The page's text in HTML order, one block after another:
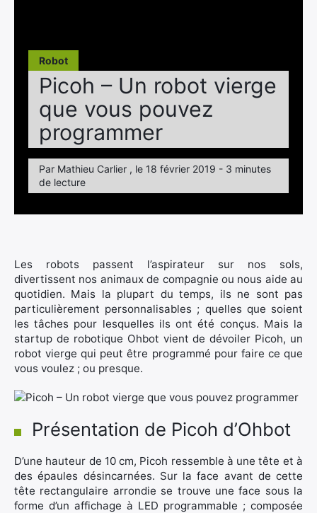
Robot
Picoh – Un robot vierge
que vous pouvez
programmer
Par Mathieu Carlier , le 18 février 2019 - 3 minutes
de lecture
Les robots passent l’aspirateur sur nos sols,
divertissent nos animaux de compagnie ou nous aide au
quotidien. Mais la plupart du temps, ils ne sont pas
particulièrement personnalisables ; quelles que soient
les tâches pour lesquelles ils ont été conçus. Mais la
startup de robotique Ohbot vient de dévoiler Picoh, un
robot vierge qui peut être programmé pour faire ce que
vous voulez ; ou presque.
Présentation de Picoh d’Ohbot
D’une hauteur de 10 cm, Picoh ressemble à une tête et à
des épaules désincarnées. Sur la face avant de cette
tête rectangulaire arrondie se trouve une face sous la
forme d’un affichage à LED programmable ; composée